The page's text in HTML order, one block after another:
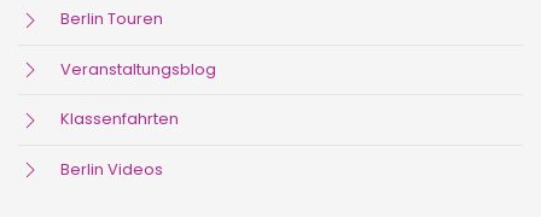
Berlin Touren
Veranstaltungsblog
Klassenfahrten
Berlin Videos